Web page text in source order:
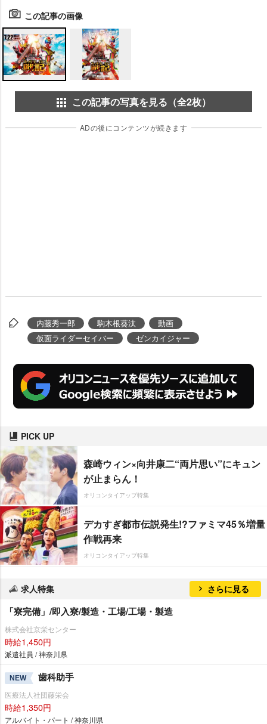
この記事の画像
この記事の写真を見る（全2枚）
ADの後にコンテンツが続きます
内藤秀一郎 駒木根葵汰
動画
仮面ライダーセイバー
ゼンカイジャー
PICK UP
森崎ウィン×向井康二“両片思い”にキュン
が止まらん！
オリコンタイアップ特集
デカすぎ都市伝説発生!?ファミマ45％増量
作戦再来
オリコンタイアップ特集
求人特集 さらに見る
「寮完備」/即入寮/製造・工場/工場・製造
株式会社京栄センター
時給1,450円
派遣社員 / 神奈川県
NEW 歯科助手
医療法人社団藤栄会
時給1,350円
アルバイト・パート / 神奈川県